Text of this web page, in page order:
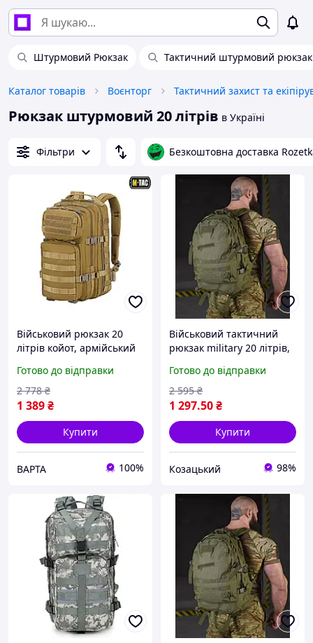
Штурмовий Рюкзак Тактичний штурмовий рюкзак
Каталог товарів Воєнторг Тактичний захист та
Рюкзак штурмовий 20 літрів в Україні
Фільтри Безкоштовна доставка
Військовий рюкзак 20
літрів койот, армійський
оксфорд, рюкзак
тактичний 20 л
Готово до відправки
1 389₴
2 778 ₴
Купити
ВАРТА 100%
Військовий тактичний
рюкзак military 20 літрів,
віщева олива Оксфорд
600D asovfji
Готово до відправки
1 297.50₴
2 595 ₴
Купити
Козацький 98%